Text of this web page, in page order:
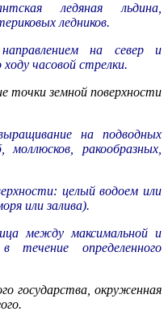
ледяная льдина,
ледников.
на север и
часовой стрелки.
точки земной поверхности
на подводных
ракообразных,
целый водоем или
или залива).
между максимальной и
течение определенного
государства, окруженная